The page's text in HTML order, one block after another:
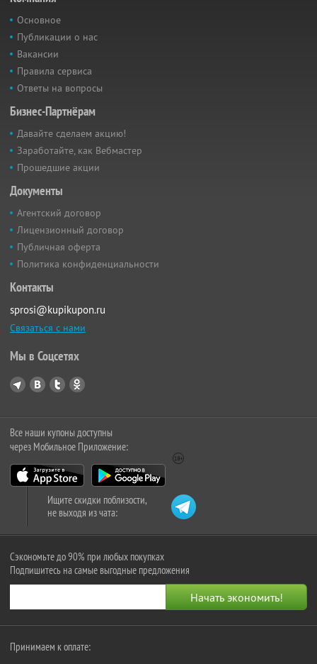
Основное
Публикации о нас
Вакансии
Правила сервиса
Ответы на вопросы
Бизнес-Партнёрам
Давайте сделаем акцию!
Заработайте, как Вебмастер
Прошедшие акции
Документы
Агентский договор
Лицензионный договор
Публичная оферта
Политика конфиденциальности
Контакты
sprosi@kupikupon.ru
Связаться с нами
Мы в Соцсетях
Все наши купоны доступны
через Мобильное Приложение:
Ищите скидки поблизости,
не выходя из чата:
Сэкономьте до 90% при любых покупках
Подпишитесь на самые выгодные предложения
Принимаем к оплате: